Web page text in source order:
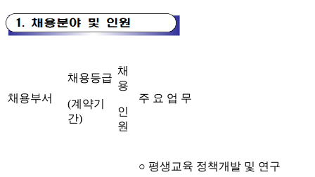
채용부서
채용등급
(계약기
간)
채
용
인
원
주 요 업 무
○ 평생교육 정책개발 및 연구